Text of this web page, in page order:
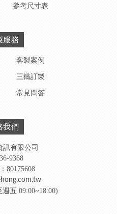
參考尺寸表
服務
客製案例
三鐵訂製
常見問答
我們
訊有限公司
9368
80175608
五 09:00~18:00)